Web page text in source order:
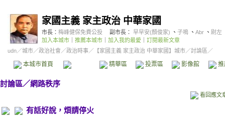
家國主義 家主政治 中華家國
市長： 梅峰健保免費公投 副市長： 早早安(顏俊家) 、 子鳴 、 Abr 、 尉左
加入本城市
推薦本城市 加入我的最愛
訂閱最新文章
udn／城市／政治社會 ／政治時事／ 【家國主義 家主政治 中華家國】城市／討論區／
本城市首頁 精華區 投票區 影像館
討論區／網路秩序
看回應文
有話好說，煩請停火